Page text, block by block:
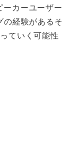
カーユーザー
経験があるそ
ていく可能性